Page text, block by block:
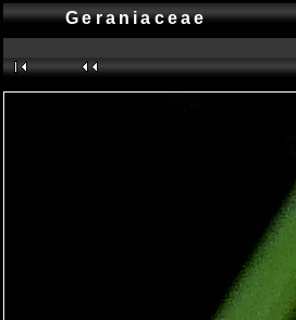
Geraniaceae